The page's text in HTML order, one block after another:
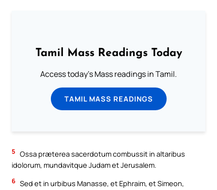
Tamil Mass Readings Today
Access today's Mass readings in Tamil.
TAMIL MASS READINGS
5 Ossa præterea sacerdotum combussit in altaribus
idolorum, mundavitque Judam et Jerusalem.
6 Sed et in urbibus Manasse, et Ephraim, et Simeon,